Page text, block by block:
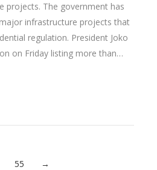
projects. The government has
infrastructure projects that
regulation. President Joko
on Friday listing more than…
55 →